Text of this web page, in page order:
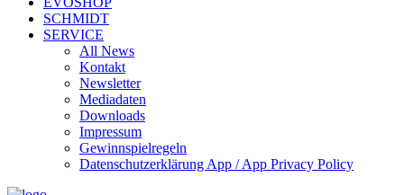
SCHMIDT
SERVICE
All News
Kontakt
Newsletter
Mediadaten
Downloads
Impressum
Gewinnspielregeln
Datenschutzerklärung App / App Privacy Policy